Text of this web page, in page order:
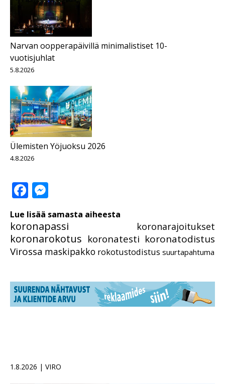
Narvan oopperapäivillä minimalistiset 10-
vuotisjuhlat
5.8.2026
Ülemisten Yöjuoksu 2026
4.8.2026
Facebook
Lue lisää samasta aiheesta
koronapassi koronarajoitukset
koronarokotus koronatesti koronatodistus
Virossa maskipakko rokotustodistus suurtapahtuma
1.8.2026 | VIRO